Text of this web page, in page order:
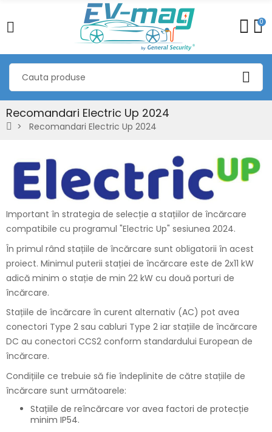
0
Recomandari Electric Up 2024
Recomandari Electric Up 2024
Important în strategia de selecție a stațiilor de încărcare
compatibile cu programul "Electric Up" sesiunea 2024.
În primul rând stațiile de încărcare sunt obligatorii în acest
proiect. Minimul puterii stației de încărcare este de 2x11 kW
adică minim o stație de min 22 kW cu două porturi de
încărcare.
Stațiile de încărcare în curent alternativ (AC) pot avea
conectori Type 2 sau cabluri Type 2 iar stațiile de încărcare
DC au conectori CCS2 conform standardului European de
încărcare.
Condițiile ce trebuie să fie îndeplinite de către stațiile de
încărcare sunt următoarele:
Stațiile de reîncărcare vor avea factori de protecție
minim IP54.